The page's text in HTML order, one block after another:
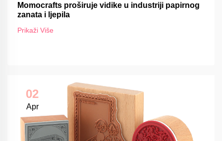
Momocrafts proširuje vidike u industriji papirnog
zanata i ljepila
Prikaži Više
02
Apr